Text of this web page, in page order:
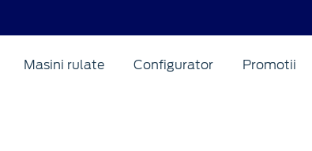
Masini rulate Configurator Promotii